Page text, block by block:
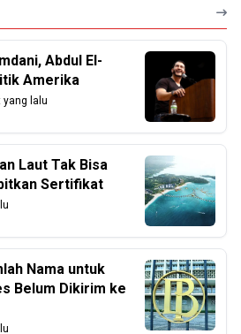
Abdul El-
Amerika
yang lalu
Laut Tak Bisa
Sertifikat
Nama untuk
Belum Dikirim ke